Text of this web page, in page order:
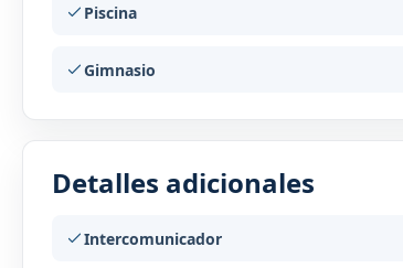
Piscina
Gimnasio
Detalles adicionales
Intercomunicador